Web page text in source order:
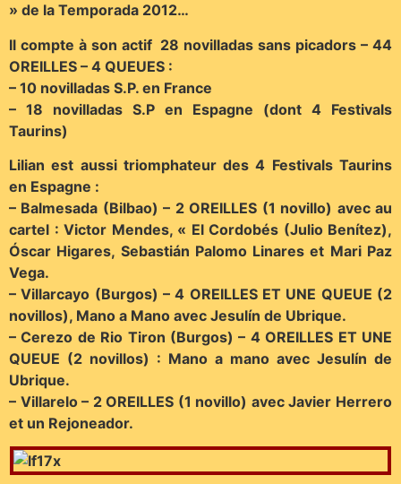
» de la Temporada 2012…
Il compte à son actif 28 novilladas sans picadors – 44
OREILLES – 4 QUEUES :
– 10 novilladas S.P. en France
– 18 novilladas S.P en Espagne (dont 4 Festivals
Taurins)
Lilian est aussi triomphateur des 4 Festivals Taurins
en Espagne :
– Balmesada (Bilbao) – 2 OREILLES (1 novillo) avec au
cartel : Victor Mendes, « El Cordobés (Julio Benítez),
Óscar Higares, Sebastián Palomo Linares et Mari Paz
Vega.
– Villarcayo (Burgos) – 4 OREILLES ET UNE QUEUE (2
novillos), Mano a Mano avec Jesulín de Ubrique.
– Cerezo de Rio Tiron (Burgos) – 4 OREILLES ET UNE
QUEUE (2 novillos) : Mano a mano avec Jesulín de
Ubrique.
– Villarelo – 2 OREILLES (1 novillo) avec Javier Herrero
et un Rejoneador.